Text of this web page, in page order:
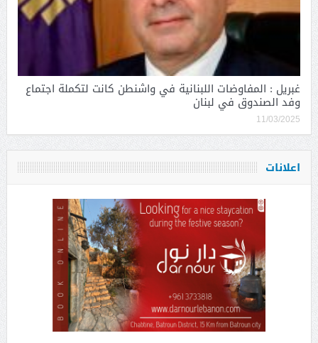
غبريل : المفاوضات اللبنانية في واشنطن كانت لتكملة اجتماع
وفد الصندوق في لبنان
11/03/2025
اعلانات